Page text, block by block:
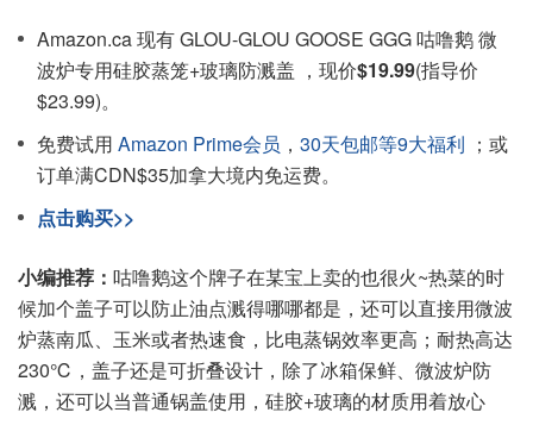
Amazon.ca 现有 GLOU-GLOU GOOSE GGG 咕噜鹅 微
波炉专用硅胶蒸笼+玻璃防溅盖 ，现价$19.99(指导价
$23.99)。
免费试用 Amazon Prime会员 ， 30天包邮等9大福利 ；或
订单满CDN$35加拿大境内免运费。
点击购买>>
小编推荐： 咕噜鹅这个牌子在某宝上卖的也很火~热菜的时
候加个盖子可以防止油点溅得哪哪都是，还可以直接用微波
炉蒸南瓜、玉米或者热速食，比电蒸锅效率更高；耐热高达
230℃，盖子还是可折叠设计，除了冰箱保鲜、微波炉防
溅，还可以当普通锅盖使用，硅胶+玻璃的材质用着放心